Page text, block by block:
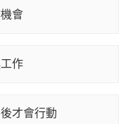
會
作
才會行動